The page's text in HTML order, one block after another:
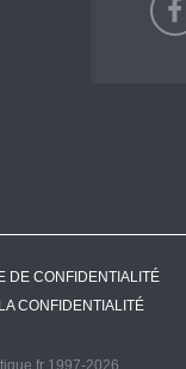
DE CONFIDENTIALITÉ
CONFIDENTIALITÉ